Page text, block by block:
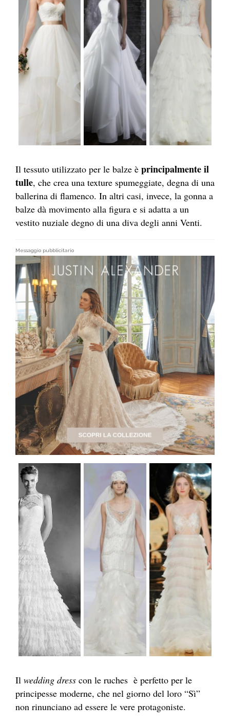
Il tessuto utilizzato per le balze è principalmente il
tulle, che crea una texture spumeggiate, degna di una
ballerina di flamenco. In altri casi, invece, la gonna a
balze dà movimento alla figura e si adatta a un
vestito nuziale degno di una diva degli anni Venti.
Messaggio pubblicitario
Il wedding dress con le ruches è perfetto per le
principesse moderne, che nel giorno del loro “Sì”
non rinunciano ad essere le vere protagoniste.